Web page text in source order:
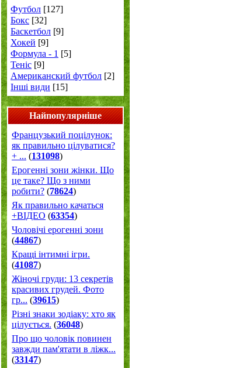
Футбол [127]
Бокс [32]
Баскетбол [9]
Хокей [9]
Формула - 1 [5]
Теніс [9]
Американский футбол [2]
Інші види [15]
Найпопулярніше
Французький поцілунок:
як правильно цілуватися?
+ ... (131098)
Ерогенні зони жінки. Що
це таке? Що з ними
робити? (78624)
Як правильно качаться
+ВІДЕО (63354)
Чоловічі ерогенні зони
(44867)
Кращі інтимні ігри.
(41087)
Жіночі груди: 13 секретів
красивих грудей. Фото
гр... (39615)
Різні знаки зодіаку: хто як
цілується. (36048)
Про що чоловік повинен
завжди пам'ятати в ліжк...
(33147)